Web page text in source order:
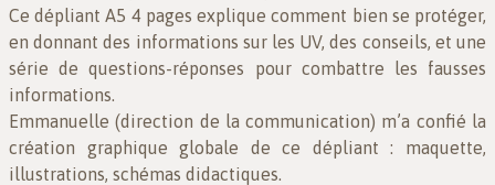
Ce dépliant A5 4 pages explique comment bien se protéger,
en donnant des informations sur les UV, des conseils, et une
série de questions-réponses pour combattre les fausses
informations.
Emmanuelle (direction de la communication) m’a confié la
création graphique globale de ce dépliant : maquette,
illustrations, schémas didactiques.